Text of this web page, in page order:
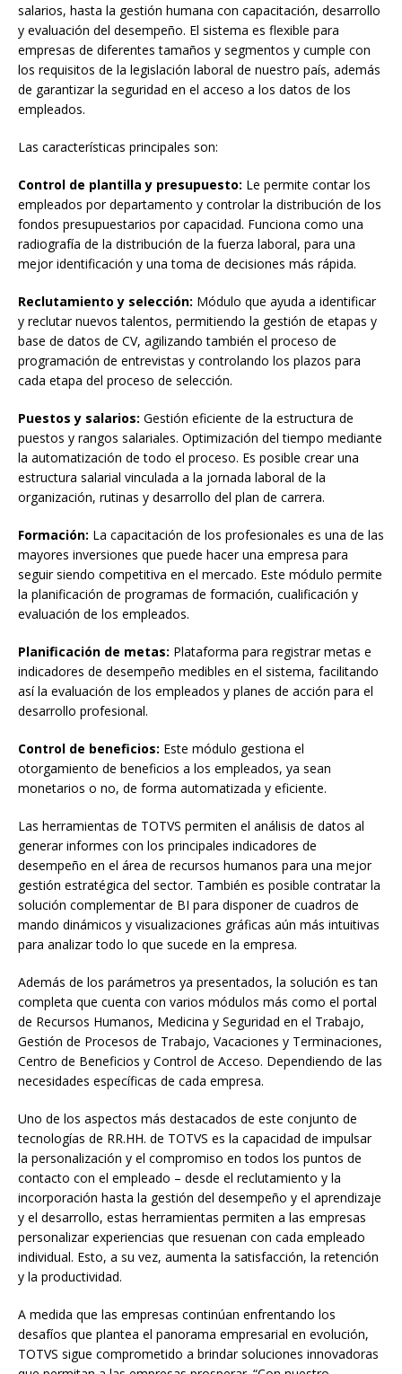
salarios, hasta la gestión humana con capacitación, desarrollo
y evaluación del desempeño. El sistema es flexible para
empresas de diferentes tamaños y segmentos y cumple con
los requisitos de la legislación laboral de nuestro país, además
de garantizar la seguridad en el acceso a los datos de los
empleados.
Las características principales son:
Control de plantilla y presupuesto: Le permite contar los
empleados por departamento y controlar la distribución de los
fondos presupuestarios por capacidad. Funciona como una
radiografía de la distribución de la fuerza laboral, para una
mejor identificación y una toma de decisiones más rápida.
Reclutamiento y selección: Módulo que ayuda a identificar
y reclutar nuevos talentos, permitiendo la gestión de etapas y
base de datos de CV, agilizando también el proceso de
programación de entrevistas y controlando los plazos para
cada etapa del proceso de selección.
Puestos y salarios: Gestión eficiente de la estructura de
puestos y rangos salariales. Optimización del tiempo mediante
la automatización de todo el proceso. Es posible crear una
estructura salarial vinculada a la jornada laboral de la
organización, rutinas y desarrollo del plan de carrera.
Formación: La capacitación de los profesionales es una de las
mayores inversiones que puede hacer una empresa para
seguir siendo competitiva en el mercado. Este módulo permite
la planificación de programas de formación, cualificación y
evaluación de los empleados.
Planificación de metas: Plataforma para registrar metas e
indicadores de desempeño medibles en el sistema, facilitando
así la evaluación de los empleados y planes de acción para el
desarrollo profesional.
Control de beneficios: Este módulo gestiona el
otorgamiento de beneficios a los empleados, ya sean
monetarios o no, de forma automatizada y eficiente.
Las herramientas de TOTVS permiten el análisis de datos al
generar informes con los principales indicadores de
desempeño en el área de recursos humanos para una mejor
gestión estratégica del sector. También es posible contratar la
solución complementar de BI para disponer de cuadros de
mando dinámicos y visualizaciones gráficas aún más intuitivas
para analizar todo lo que sucede en la empresa.
Además de los parámetros ya presentados, la solución es tan
completa que cuenta con varios módulos más como el portal
de Recursos Humanos, Medicina y Seguridad en el Trabajo,
Gestión de Procesos de Trabajo, Vacaciones y Terminaciones,
Centro de Beneficios y Control de Acceso. Dependiendo de las
necesidades específicas de cada empresa.
Uno de los aspectos más destacados de este conjunto de
tecnologías de RR.HH. de TOTVS es la capacidad de impulsar
la personalización y el compromiso en todos los puntos de
contacto con el empleado – desde el reclutamiento y la
incorporación hasta la gestión del desempeño y el aprendizaje
y el desarrollo, estas herramientas permiten a las empresas
personalizar experiencias que resuenan con cada empleado
individual. Esto, a su vez, aumenta la satisfacción, la retención
y la productividad.
A medida que las empresas continúan enfrentando los
desafíos que plantea el panorama empresarial en evolución,
TOTVS sigue comprometido a brindar soluciones innovadoras